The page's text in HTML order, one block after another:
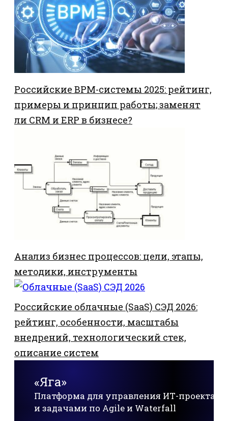
Российские BPM-системы 2025: рейтинг,
примеры и принцип работы; заменят
ли CRM и ERP в бизнесе?
Анализ бизнес процессов: цели, этапы,
методики, инструменты
Российские облачные (SaaS) СЭД 2026:
рейтинг, особенности, масштабы
внедрений, технологический стек,
описание систем
«Яга»
Платформа для управления ИТ-
и задачами по Agile и Waterfall